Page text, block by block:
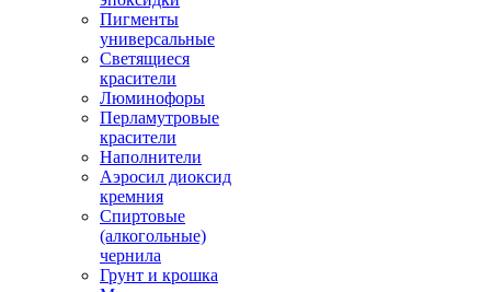
Пигменты
универсальные
Светящиеся
красители
Люминофоры
Перламутровые
красители
Наполнители
Аэросил диоксид
кремния
Спиртовые
(алкогольные)
чернила
Грунт и крошка